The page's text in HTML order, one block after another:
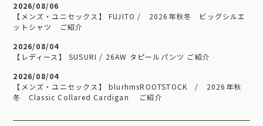
2026/08/06
【メンズ・ユニセックス】 FUJITO / 2026年秋冬 ビッグシルエ
ットシャツ ご紹介
2026/08/04
【レディース】 SUSURI / 26AW タピールパンツ ご紹介
2026/08/04
【メンズ・ユニセックス】 blurhmsROOTSTOCK / 2026年秋
冬 Classic Collared Cardigan ご紹介